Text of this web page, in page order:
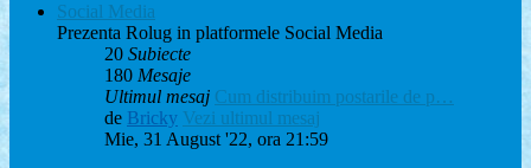
Social Media
Prezenta Rolug in platformele Social Media
20 Subiecte
180 Mesaje
Ultimul mesaj Cum distribuim postarile de p…
de Bricky Vezi ultimul mesaj
Mie, 31 August '22, ora 21:59